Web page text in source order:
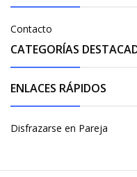
Contacto
CATEGORÍAS
ENLACES RÁPIDOS
Disfrazarse en Pareja